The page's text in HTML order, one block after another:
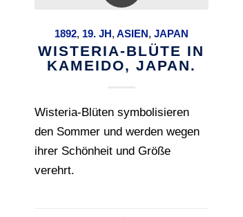
1892, 19. JH,ASIEN, JAPAN
WISTERIA-BLÜTE IN
KAMEIDO, JAPAN.
Wisteria-Blüten symbolisieren
den Sommer und werden wegen
ihrer Schönheit und Größe
verehrt.